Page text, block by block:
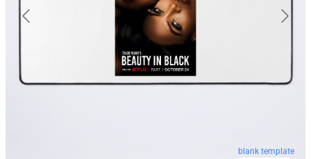
blank template